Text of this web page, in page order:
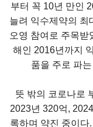
부터 꼭 10년 만인
늘려 익수제약의 최
오영 참여로 주목받
해인 2016년까지
품을 주로 파
뜻 밖의 코로나로
2023년 320억,
록하며 약진 중이